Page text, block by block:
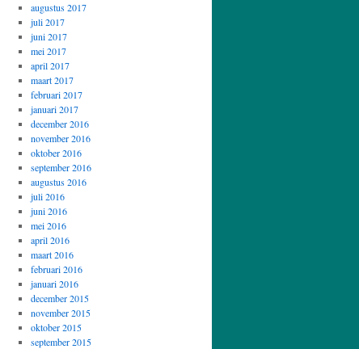
augustus 2017
juli 2017
juni 2017
mei 2017
april 2017
maart 2017
februari 2017
januari 2017
december 2016
november 2016
oktober 2016
september 2016
augustus 2016
juli 2016
juni 2016
mei 2016
april 2016
maart 2016
februari 2016
januari 2016
december 2015
november 2015
oktober 2015
september 2015